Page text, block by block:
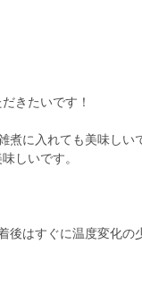
きたいです！
に入れても美味しい
しいです。
後はすぐに温度変化の